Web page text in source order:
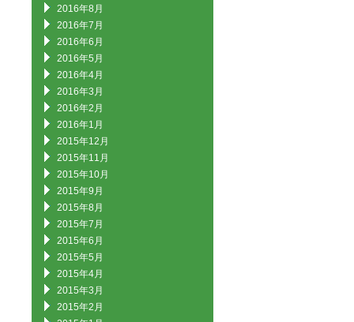
2016年8月
2016年7月
2016年6月
2016年5月
2016年4月
2016年3月
2016年2月
2016年1月
2015年12月
2015年11月
2015年10月
2015年9月
2015年8月
2015年7月
2015年6月
2015年5月
2015年4月
2015年3月
2015年2月